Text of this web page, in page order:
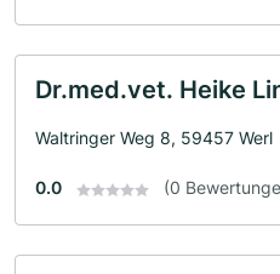
Dr.med.vet. Heike
Waltringer Weg 8, 59457 Werl
0.0 (0